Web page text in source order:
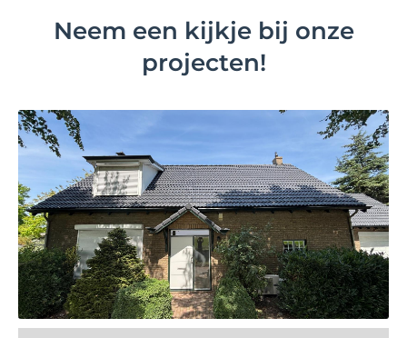
Neem een kijkje bij onze
projecten!
Bekijk project